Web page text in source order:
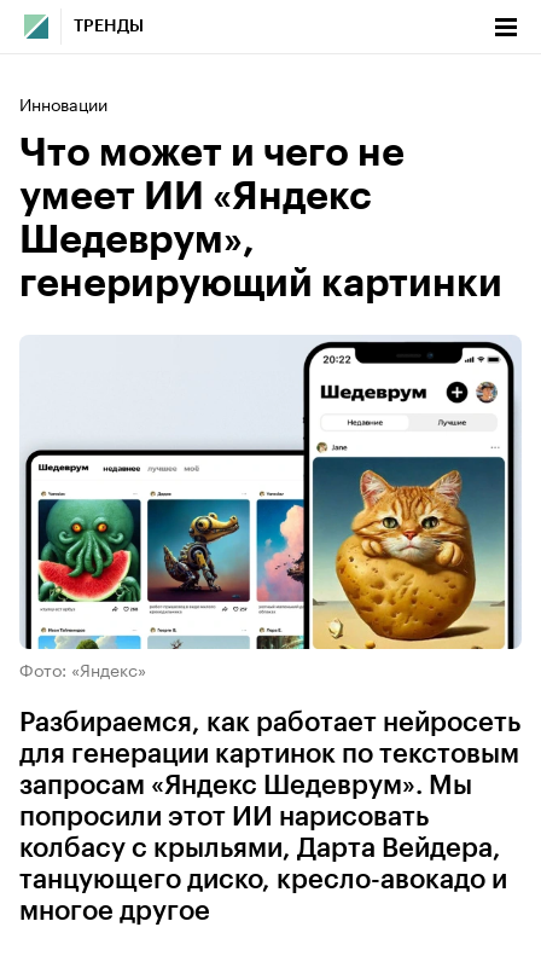
ТРЕНДЫ
Инновации
Что может и чего не
умеет ИИ «Яндекс
Шедеврум»,
генерирующий картинки
Фото: «Яндекс»
Разбираемся, как работает нейросеть
для генерации картинок по текстовым
запросам «Яндекс Шедеврум». Мы
попросили этот ИИ нарисовать
колбасу с крыльями, Дарта Вейдера,
танцующего диско, кресло-авокадо и
многое другое